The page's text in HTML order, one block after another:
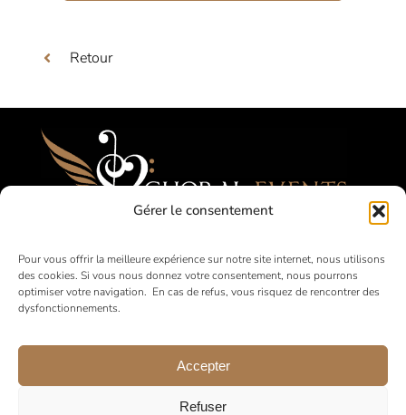
Gérer le consentement
Pour vous offrir la meilleure expérience sur notre site internet, nous utilisons
des cookies. Si vous nous donnez votre consentement, nous pourrons
optimiser votre navigation. En cas de refus, vous risquez de rencontrer des
dysfonctionnements.
Accepter
Refuser
Retour
Festivals, Concours, Tournées pour les
Choeurs Amateurs
en France et à l’international